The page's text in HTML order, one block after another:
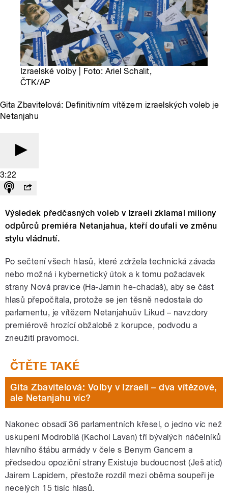
Izraelské volby | Foto: Ariel Schalit,
ČTK/AP
Gita Zbavitelová: Definitivním vítězem izraelských voleb je
Netanjahu
3:22
Výsledek předčasných voleb v Izraeli zklamal miliony
odpůrců premiéra Netanjahua, kteří doufali ve změnu
stylu vládnutí.
Po sečtení všech hlasů, které zdržela technická závada
nebo možná i kybernetický útok a k tomu požadavek
strany Nová pravice (Ha-Jamin he-chadaš), aby se část
hlasů přepočítala, protože se jen těsně nedostala do
parlamentu, je vítězem Netanjahuův Likud – navzdory
premiérově hrozící obžalobě z korupce, podvodu a
zneužití pravomoci.
Gita Zbavitelová: Volby v Izraeli – dva vítězové,
ale Netanjahu víc?
Nakonec obsadí 36 parlamentních křesel, o jedno víc než
uskupení Modrobílá (Kachol Lavan) tří bývalých náčelníků
hlavního štábu armády v čele s Benym Gancem a
předsedou opoziční strany Existuje budoucnost (Ješ atid)
Jairem Lapidem, přestože rozdíl mezi oběma soupeři je
necelých 15 tisíc hlasů.